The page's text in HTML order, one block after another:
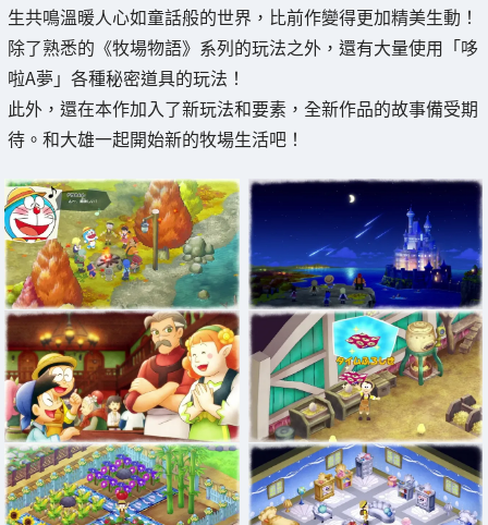
生共鳴溫暖人心如童話般的世界，比前作變得更加精美生動！
除了熟悉的《牧場物語》系列的玩法之外，還有大量使用「哆
啦A夢」各種秘密道具的玩法！
此外，還在本作加入了新玩法和要素，全新作品的故事備受期
待。和大雄一起開始新的牧場生活吧！